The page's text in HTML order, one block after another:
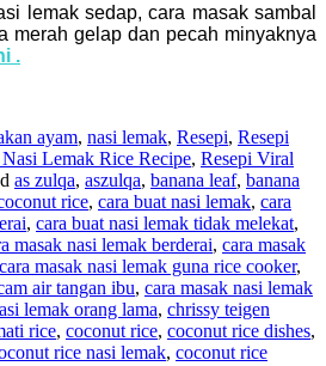
lemak sedap, cara masak sambal
merah gelap dan pecah minyaknya
.
ayam, nasi lemak, Resepi, Resepi
Lemak Rice Recipe, Resepi Viral
as zulqa, aszulqa, banana leaf, banana
rice, cara buat nasi lemak, cara
, cara buat nasi lemak tidak melekat,
masak nasi lemak berderai, cara masak
cara masak nasi lemak guna rice cooker,
air tangan ibu, cara masak nasi lemak
lemak orang lama, chrissy teigen
rice, coconut rice, coconut rice dishes,
rice nasi lemak, coconut rice